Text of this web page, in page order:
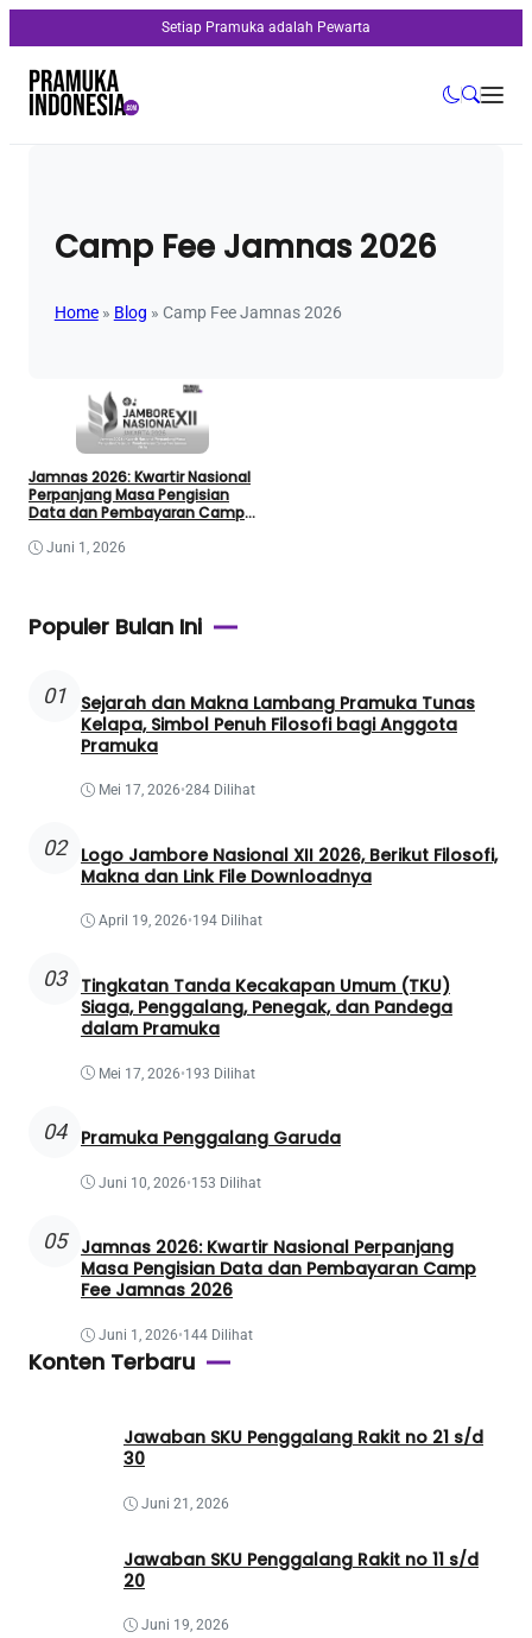
Setiap Pramuka adalah Pewarta
Camp Fee Jamnas 2026
Home» Blog » Camp Fee Jamnas 2026
Jamnas 2026: Kwartir Nasional
Perpanjang Masa Pengisian
Data dan Pembayaran Camp
Juni 1, 2026
Populer Bulan Ini
01
Sejarah dan Makna Lambang Pramuka Tunas
Kelapa, Simbol Penuh Filosofi bagi Anggota
Pramuka
Mei 17, 2026•284 Dilihat
02
Logo Jambore Nasional XII 2026, Berikut Filosofi,
Makna dan Link File Downloadnya
April 19, 2026•194 Dilihat
03
Tingkatan Tanda Kecakapan Umum (TKU)
Siaga, Penggalang, Penegak, dan Pandega
dalam Pramuka
Mei 17, 2026•193 Dilihat
04 Pramuka Penggalang Garuda
Juni 10, 2026•153 Dilihat
05
Jamnas 2026: Kwartir Nasional Perpanjang
Masa Pengisian Data dan Pembayaran Camp
Fee Jamnas 2026
Juni 1, 2026•144 Dilihat
Konten Terbaru
Jawaban SKU Penggalang Rakit no 21 s/d
30
Juni 21, 2026
Jawaban SKU Penggalang Rakit no 11 s/d
20
Juni 19, 2026